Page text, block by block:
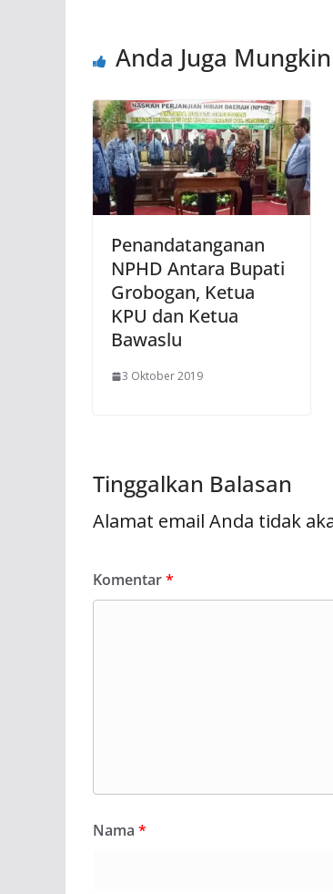
Anda Juga
Penandatanganan
NPHD Antara Bupati
Grobogan, Ketua
KPU dan Ketua
Bawaslu
3 Oktober 2019
Tinggalkan Balasan
Alamat email Anda tidak
Komentar*
Nama *